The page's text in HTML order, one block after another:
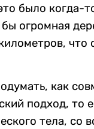
было когда-
огромная
что
как
подход, то
тела, со